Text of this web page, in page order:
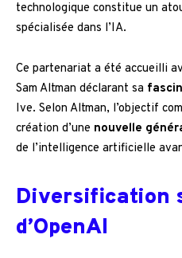
technologique constitue un
spécialisée dans l’IA.
Ce partenariat a été accueilli
Sam Altman déclarant sa
Ive. Selon Altman, l’objectif
création d’une nouvelle
de l’intelligence artificielle
Diversification
d’OpenAI